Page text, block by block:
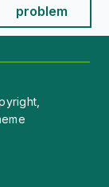
is useful
problem